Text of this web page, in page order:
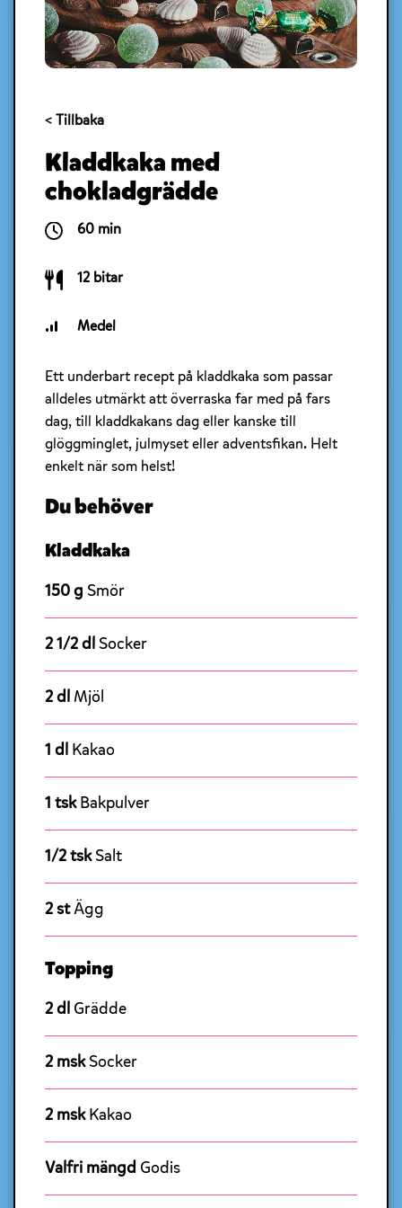
< Tillbaka
Kladdkaka med
chokladgrädde
60 min
12 bitar
Medel
Ett underbart recept på kladdkaka som passar
alldeles utmärkt att överraska far med på fars
dag, till kladdkakans dag eller kanske till
glöggminglet, julmyset eller adventsfikan. Helt
enkelt när som helst!
Du behöver
Kladdkaka
150 g Smör
2 1/2 dl Socker
2 dlMjöl
1 dl Kakao
1 tskBakpulver
1/2 tskSalt
2 stÄgg
Topping
2 dl Grädde
2 mskSocker
2 mskKakao
Valfri mängd Godis